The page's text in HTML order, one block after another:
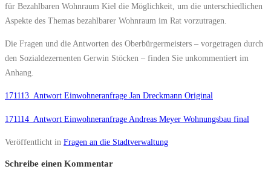
für Bezahlbaren Wohnraum Kiel die Möglichkeit, um die unterschiedlichen
Aspekte des Themas bezahlbarer Wohnraum im Rat vorzutragen.
Die Fragen und die Antworten des Oberbürgermeisters – vorgetragen durch
den Sozialdezernenten Gerwin Stöcken – finden Sie unkommentiert im
Anhang.
171113_Antwort Einwohneranfrage Jan Dreckmann Original
171114_Antwort Einwohneranfrage Andreas Meyer Wohnungsbau final
Veröffentlicht in Fragen an die Stadtverwaltung
Schreibe einen Kommentar